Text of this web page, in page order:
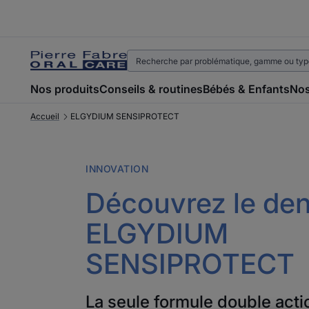
Nos produitsConseils & routinesBébés & Enfants
Accueil ELGYDIUM SENSIPROTECT
INNOVATION
Découvrez le
ELGYDIUM
SENSIPROTECT
La seule formule double